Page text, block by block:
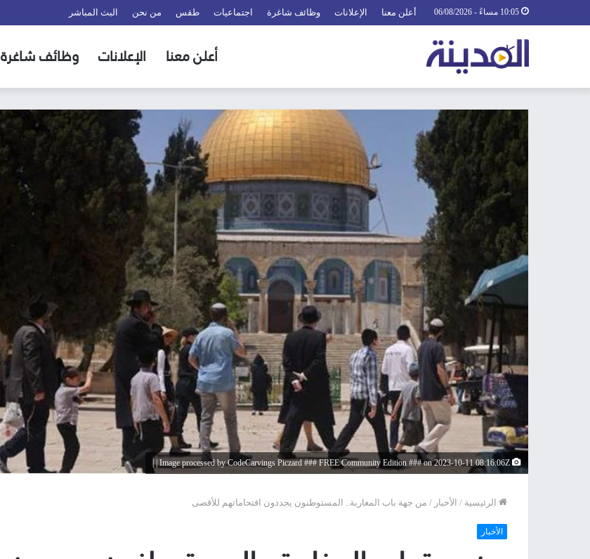
أعلن معنا الإعلانات وظائف شاغرة اجتماعيات طقس من نحن البث المباشر
أعلن معنا الإعلانات وظائف شاغرة
الرئيسية / الأخبار / من جهة باب المغاربة.. المستوطنون يجددون اقتحاماتهم للأقصى
الأخبار